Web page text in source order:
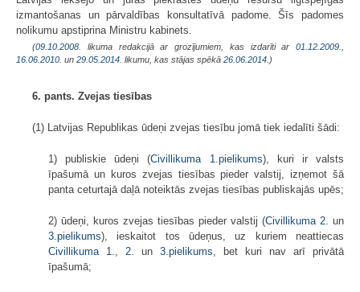
izmantošanas un pārvaldības konsultatīvā padome. Šīs padomes
nolikumu apstiprina Ministru kabinets.
(09.10.2008. likuma redakcijā ar grozījumiem, kas izdarīti ar 01.12.2009.,
16.06.2010. un 29.05.2014. likumu, kas stājas spēkā 26.06.2014.)
6. pants. Zvejas tiesības
(1) Latvijas Republikas ūdeņi zvejas tiesību jomā tiek iedalīti šādi:
1) publiskie ūdeņi (Civillikuma 1.pielikums), kuri ir valsts
īpašumā un kuros zvejas tiesības pieder valstij, izņemot šā
panta ceturtajā daļā noteiktās zvejas tiesības publiskajās upēs;
2) ūdeņi, kuros zvejas tiesības pieder valstij (Civillikuma 2. un
3.pielikums), ieskaitot tos ūdeņus, uz kuriem neattiecas
Civillikuma
1., 2. un 3.pielikums, bet kuri nav arī privātā
īpašumā;